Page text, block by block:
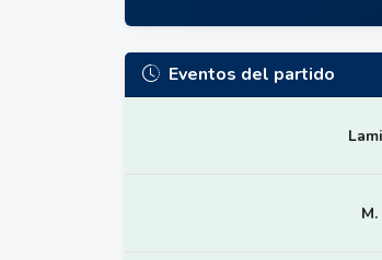
Eventos del partido